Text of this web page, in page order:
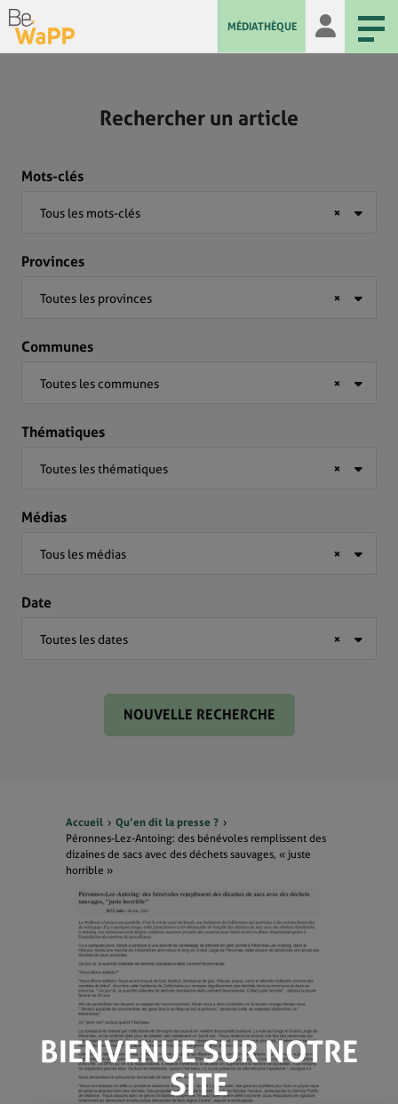
MÉDIATHÈQUE
Rechercher un article
Mots-clés
×
Tous les mots-clés
Provinces
×
Toutes les provinces
Communes
×
Toutes les communes
Thématiques
×
Toutes les thématiques
Médias
×
Tous les médias
Date
×
Toutes les dates
Accueil
Qu’en dit la presse ?
Péronnes-Lez-Antoing: des bénévoles remplissent des
dizaines de sacs avec des déchets sauvages, « juste
horrible »
BIENVENUE SUR NOTRE
SITE